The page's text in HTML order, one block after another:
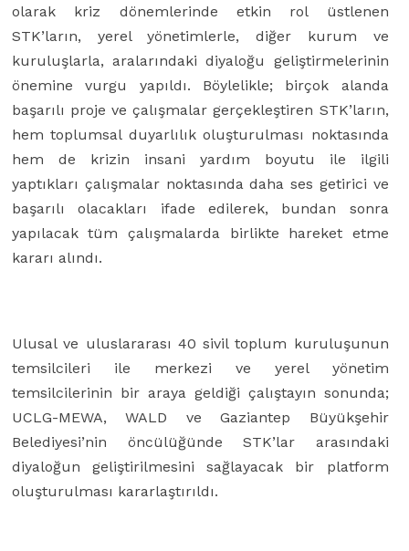
olarak kriz dönemlerinde etkin rol üstlenen
STK’ların, yerel yönetimlerle, diğer kurum ve
kuruluşlarla, aralarındaki diyaloğu geliştirmelerinin
önemine vurgu yapıldı. Böylelikle; birçok alanda
başarılı proje ve çalışmalar gerçekleştiren STK’ların,
hem toplumsal duyarlılık oluşturulması noktasında
hem de krizin insani yardım boyutu ile ilgili
yaptıkları çalışmalar noktasında daha ses getirici ve
başarılı olacakları ifade edilerek, bundan sonra
yapılacak tüm çalışmalarda birlikte hareket etme
kararı alındı.
Ulusal ve uluslararası 40 sivil toplum kuruluşunun
temsilcileri ile merkezi ve yerel yönetim
temsilcilerinin bir araya geldiği çalıştayın sonunda;
UCLG-MEWA, WALD ve Gaziantep Büyükşehir
Belediyesi’nin öncülüğünde STK’lar arasındaki
diyaloğun geliştirilmesini sağlayacak bir platform
oluşturulması kararlaştırıldı.